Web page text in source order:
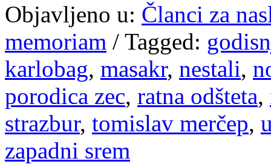
Objavljeno u: Članci za
memoriam / Tagged:
karlobag, masakr, nestali,
porodica zec, ratna odšteta,
strazbur, tomislav merčep,
zapadni srem